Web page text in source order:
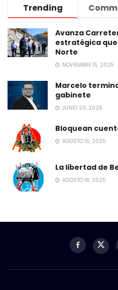
Trending
Avanza
estratégica
Norte
NOVIEMBRE 15, 2025
Marcelo
gabinete
JUNIO 20, 2026
Bloquean
AGOSTO 16, 2025
La libertad de
AGOSTO 18, 2025